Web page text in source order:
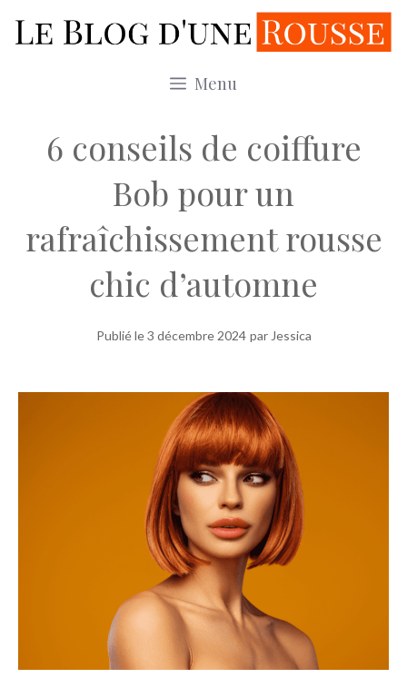
au
Menu
6 conseils de coiffure
Bob pour un
rafraîchissement rousse
chic d’automne
Publié le3 décembre 2024 par Jessica